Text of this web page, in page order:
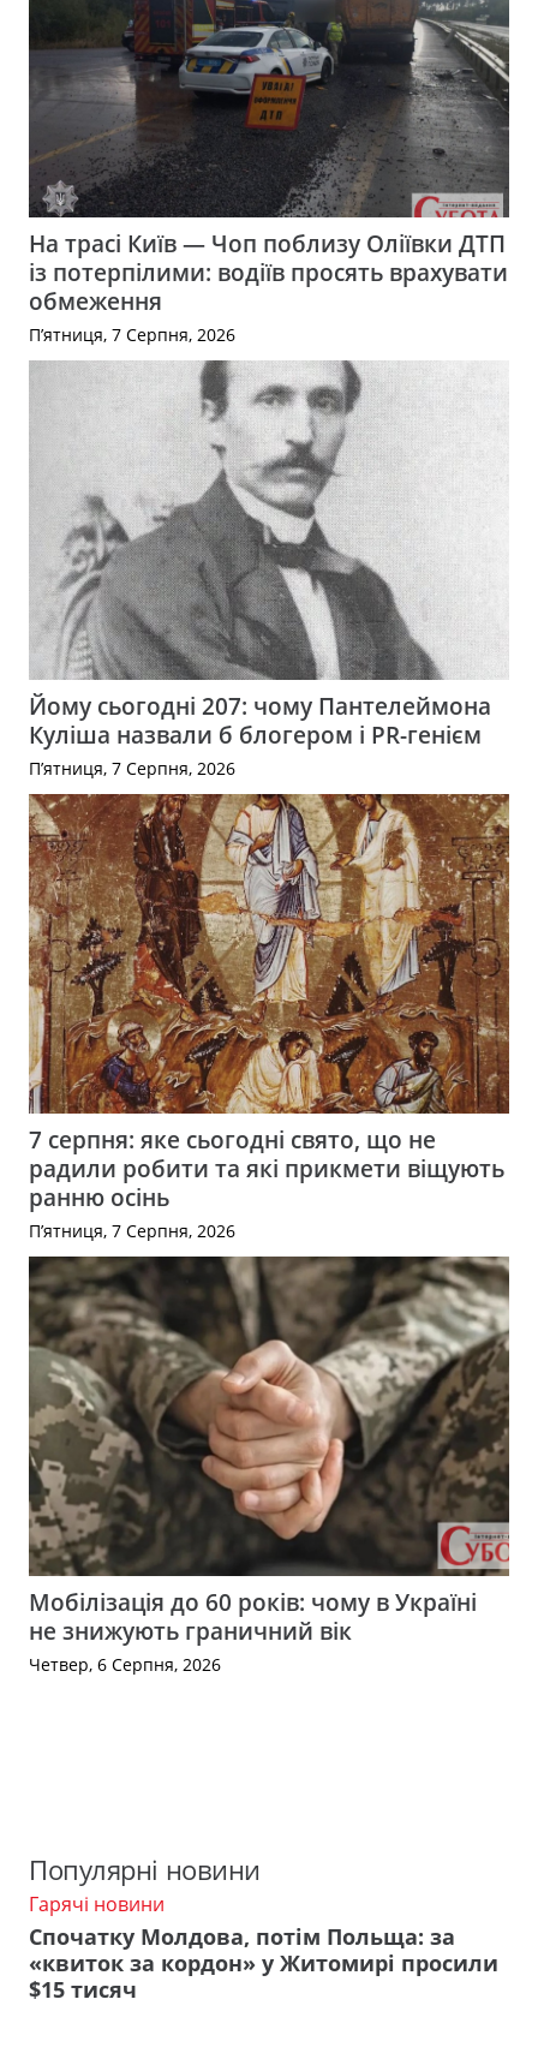
На трасі Київ — Чоп поблизу Оліївки ДТП
із потерпілими: водіїв просять врахувати
обмеження
П’ятниця, 7 Серпня, 2026
Йому сьогодні 207: чому Пантелеймона
Куліша назвали б блогером і PR-генієм
П’ятниця, 7 Серпня, 2026
7 серпня: яке сьогодні свято, що не
радили робити та які прикмети віщують
ранню осінь
П’ятниця, 7 Серпня, 2026
Мобілізація до 60 років: чому в Україні
не знижують граничний вік
Четвер, 6 Серпня, 2026
Популярні новини
Гарячі новини
Спочатку Молдова, потім Польща: за
«квиток за кордон» у Житомирі просили
$15 тисяч